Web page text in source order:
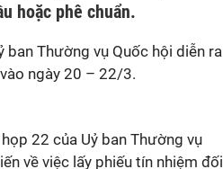
hoặc phê chuẩn.
Thường vụ Quốc hội diễn ra
ngày 20 – 22/3.
22 của Uỷ ban Thường vụ
về việc lấy phiếu tín nhiệm đối